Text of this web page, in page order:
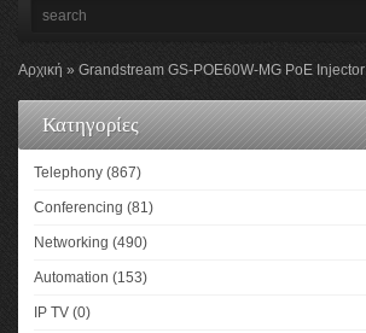
Αρχική Grandstream GS-POE60W-MG PoE Injector
Κατηγορίες
Telephony (867)
Conferencing (81)
Networking (490)
Automation (153)
IP TV (0)